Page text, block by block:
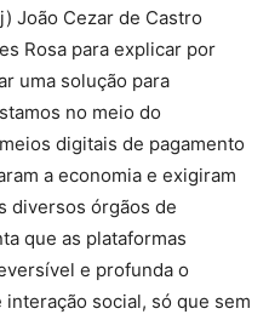
João Cezar de Castro
Rosa para explicar por
uma solução para
no meio do
digitais de pagamento
a economia e exigiram
diversos órgãos de
que as plataformas
e profunda o
social, só que sem